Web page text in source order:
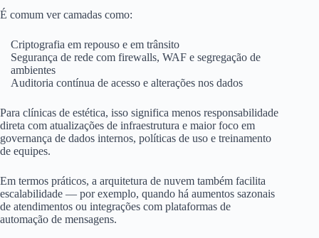
É comum ver camadas como:
Criptografia em repouso e em trânsito
Segurança de rede com firewalls, WAF e segregação de
ambientes
Auditoria contínua de acesso e alterações nos dados
Para clínicas de estética, isso significa menos responsabilidade
direta com atualizações de infraestrutura e maior foco em
governança de dados internos, políticas de uso e treinamento
de equipes.
Em termos práticos, a arquitetura de nuvem também facilita
escalabilidade — por exemplo, quando há aumentos sazonais
de atendimentos ou integrações com plataformas de
automação de mensagens.